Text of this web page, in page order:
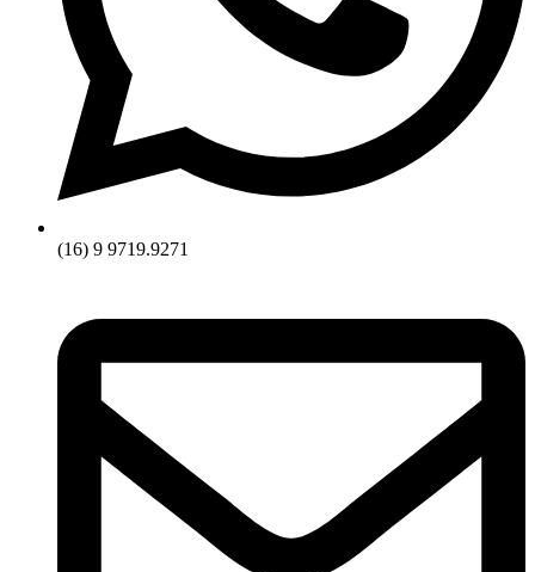
(16) 9 9719.9271